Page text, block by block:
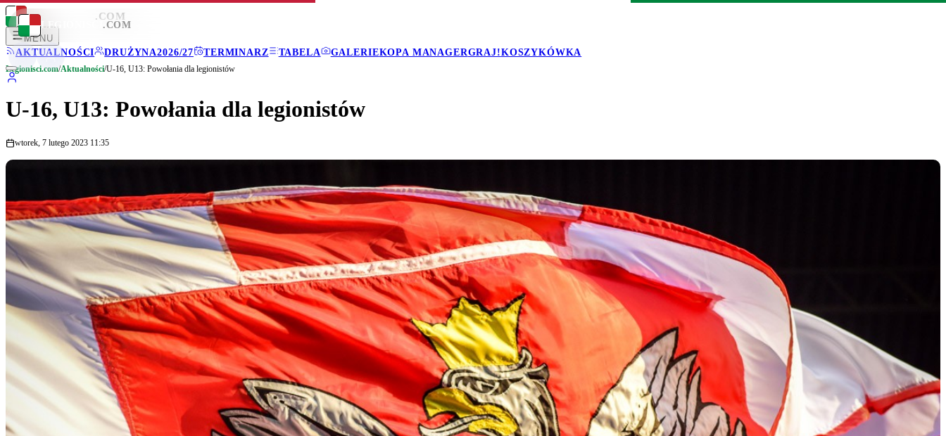
LEGIONISCI .COM
MENU
AKTUALNOŚCI
DRUŻYNA2026/27 TERMINARZ TABELA GALERIEKOPA MANAGERGRAJ!KOSZYKÓWKA
LEGIONISCI .COM
Legionisci.com/Aktualności/U-16, U13: Powołania dla legionistów
U-16, U13: Powołania dla legionistów
wtorek, 7 lutego 2023 11:35